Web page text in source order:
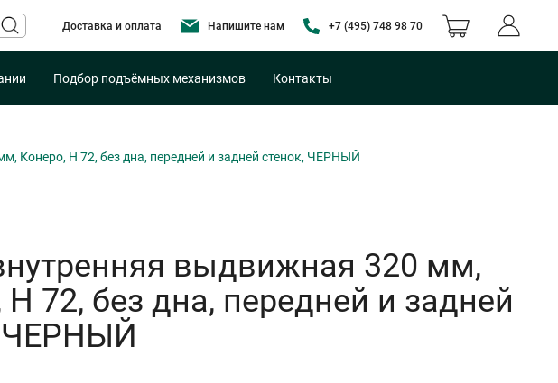
Доставка и оплата Напишите нам +7 (495) 748 98 70
Подбор подъёмных механизмов Контакты
Конеро, H 72, без дна, передней и задней стенок, ЧЕРНЫЙ
выдвижная 320 мм,
72, без дна, передней и задней
ЧЕРНЫЙ